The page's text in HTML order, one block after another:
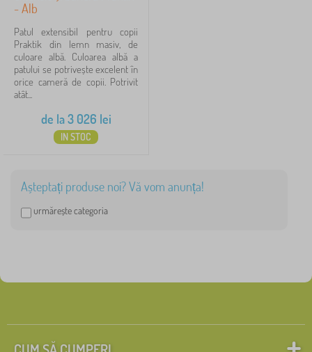
140x70 cm
140x80 cm
0
160x70 cm
0
afișează
Execuție paturi
1
cu barieră
cu somieră
24
- Alb
Patul extensibil pentru copii
Praktik din lemn masiv, de
culoare albă. Culoarea albă a
patului se potrivește excelent în
orice cameră de copii. Potrivit
atât...
de la3 026 lei
IN STOC
Așteptați produse noi? Vă vom anunța!
urmărește categoria